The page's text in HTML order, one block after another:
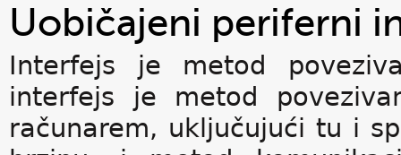
Uobičajeni periferni
Interfejs je metod
interfejs je metod
računarem, uključujući tu i